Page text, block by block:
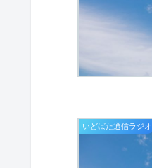
いどばた通信ラジオ